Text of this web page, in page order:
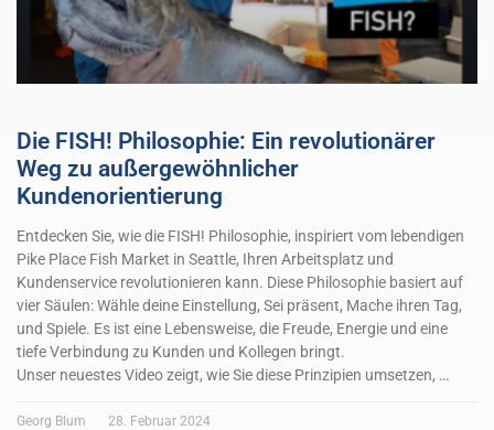
Die FISH! Philosophie: Ein revolutionärer
Weg zu außergewöhnlicher
Kundenorientierung
Entdecken Sie, wie die FISH! Philosophie, inspiriert vom lebendigen
Pike Place Fish Market in Seattle, Ihren Arbeitsplatz und
Kundenservice revolutionieren kann. Diese Philosophie basiert auf
vier Säulen: Wähle deine Einstellung, Sei präsent, Mache ihren Tag,
und Spiele. Es ist eine Lebensweise, die Freude, Energie und eine
tiefe Verbindung zu Kunden und Kollegen bringt.
Unser neuestes Video zeigt, wie Sie diese Prinzipien umsetzen, …
Georg Blum 28. Februar 2024